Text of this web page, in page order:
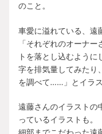
のこと。
車愛に溢れている、遠
「それぞれのオーナ
トを落とし込むよう
字を排気量してみたり
を調べて……」とイラ
遠藤さんのイラストの
っているイラストも。